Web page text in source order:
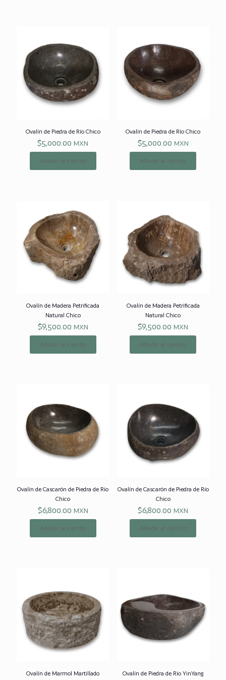
Ovalín dePiedra de Río Chico
$5,000.00 MXN
Añadir al carrito
Ovalín de Piedra de Río Chico
$5,000.00 MXN
Añadir al carrito
Ovalín de Madera Petrificada
Natural Chico
$9,500.00 MXN
Añadir al carrito
Ovalín deMadera Petrificada
Natural Chico
$9,500.00 MXN
Añadir al carrito
Ovalín de Cascarón de Piedra de Río
Chico
$6,800.00 MXN
Añadir al carrito
Ovalín deCascarón de Piedra de Río
Chico
$6,800.00 MXN
Añadir al carrito
Ovalín de Marmol Martillado
Ovalín de Piedra de Río YinYang